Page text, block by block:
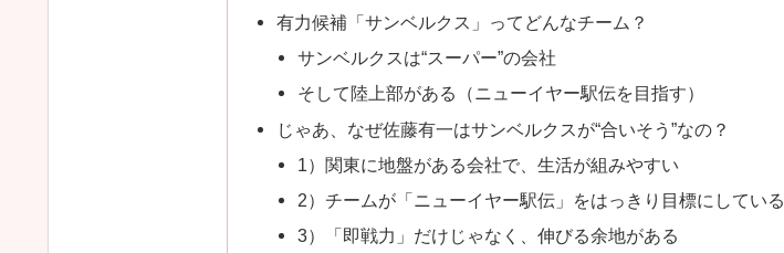
有力候補「サンベルクス」ってどんなチーム？
サンベルクスは“スーパー”の会社
そして陸上部がある（ニューイヤー駅伝を目指す）
じゃあ、なぜ佐藤有一はサンベルクスが“合いそう”なの？
1）関東に地盤がある会社で、生活が組みやすい
2）チームが「ニューイヤー駅伝」をはっきり目標にしている
3）「即戦力」だけじゃなく、伸びる余地がある